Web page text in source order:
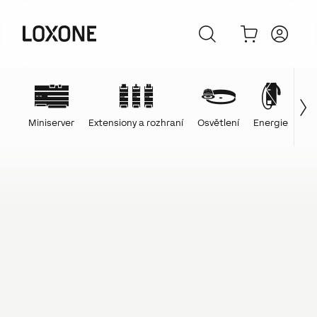
Miniserver Extensiony a rozhraní Osvětlení Energie